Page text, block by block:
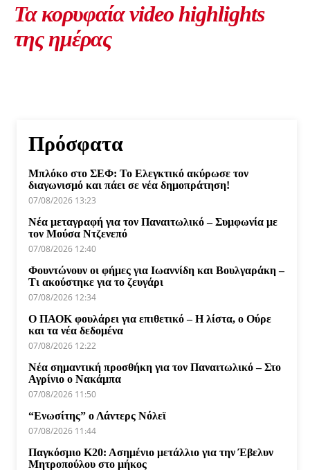
Τα κορυφαία video highlights
της ημέρας
Πρόσφατα
Μπλόκο στο ΣΕΦ: Το Ελεγκτικό ακύρωσε τον
διαγωνισμό και πάει σε νέα δημοπράτηση!
07/08/2026 13:23
Νέα μεταγραφή για τον Παναιτωλικό – Συμφωνία με
τον Μούσα Ντζενεπό
07/08/2026 12:40
Φουντώνουν οι φήμες για Ιωαννίδη και Βουλγαράκη –
Τι ακούστηκε για το ζευγάρι
07/08/2026 12:34
Ο ΠΑΟΚ φουλάρει για επιθετικό – Η λίστα, ο Ούρε
και τα νέα δεδομένα
07/08/2026 12:22
Νέα σημαντική προσθήκη για τον Παναιτωλικό – Στο
Αγρίνιο ο Νακάμπα
07/08/2026 11:50
“Ενωσίτης” ο Λάντερς Νόλεϊ
07/08/2026 11:44
Παγκόσμιο Κ20: Ασημένιο μετάλλιο για την Έβελυν
Μητροπούλου στο μήκος